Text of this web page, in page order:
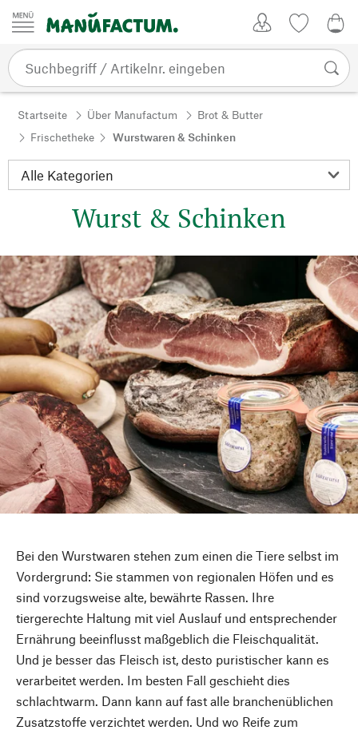
Zum Inhalt springen
Startseite Über Manufactum
Brot & Butter
Frischetheke
Wurstwaren & Schinken
Wurst & Schinken
Bei den Wurstwaren stehen zum einen die Tiere selbst im
Vordergrund: Sie stammen von regionalen Höfen und es
sind vorzugsweise alte, bewährte Rassen. Ihre
tiergerechte Haltung mit viel Auslauf und entsprechender
Ernährung beeinflusst maßgeblich die Fleischqualität.
Und je besser das Fleisch ist, desto puristischer kann es
verarbeitet werden. Im besten Fall geschieht dies
schlachtwarm. Dann kann auf fast alle branchenüblichen
Zusatzstoffe verzichtet werden. Und wo Reife zum